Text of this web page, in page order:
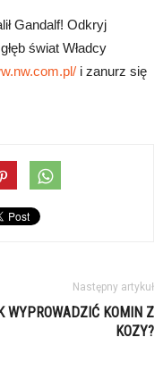
Gandalf! Odkryj
świat Władcy
i zanurz się
Następny artykuł
WYPROWADZIĆ KOMIN Z
KOZY?